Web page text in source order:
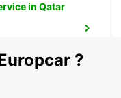
in Qatar
?